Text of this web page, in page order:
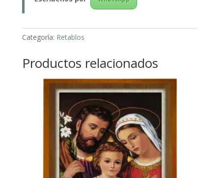
Categoría: Retablos
Productos relacionados